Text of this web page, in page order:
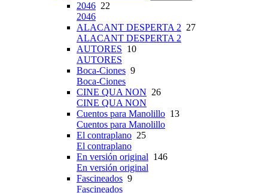
2046 22
2046
ALACANT DESPERTA 2 27
ALACANT DESPERTA 2
AUTORES 10
AUTORES
Boca-Ciones 9
Boca-Ciones
CINE QUA NON 26
CINE QUA NON
Cuentos para Manolillo 13
Cuentos para Manolillo
El contraplano 25
El contraplano
En versión original 146
En versión original
Fascineados 9
Fascineados